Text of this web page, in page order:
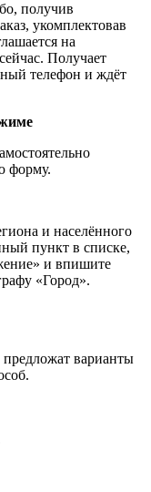
получив
укомплектовав
на
Получает
телефон и ждёт
форму.
и населённого
пункт в списке,
и впишите
«Город».
предложат варианты